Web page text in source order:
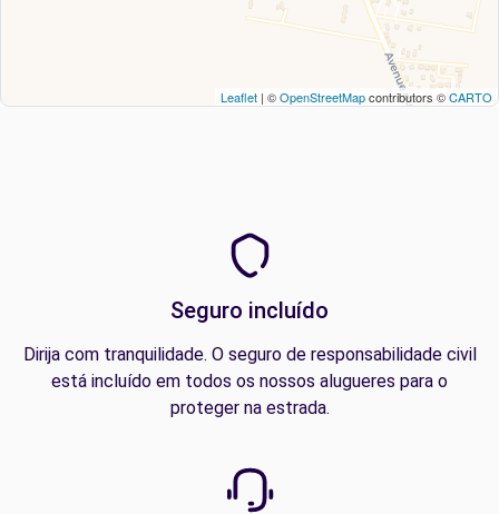
Leaflet | ©OpenStreetMapcontributors ©CARTO
Seguro incluído
Dirija com tranquilidade. O seguro de responsabilidade civil
está incluído em todos os nossos alugueres para o
proteger na estrada.